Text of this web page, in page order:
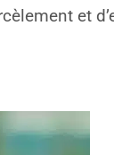
et